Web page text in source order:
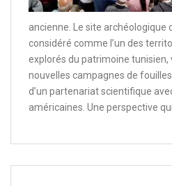
ancienne. Le site archéologique
considéré comme l’un des
explorés du patrimoine tunisien,
nouvelles campagnes de
d’un partenariat scientifique
américaines. Une perspective